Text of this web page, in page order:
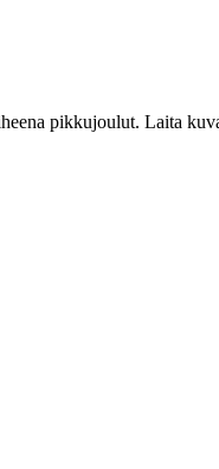
pikkujoulut. Laita